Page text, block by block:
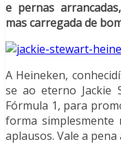
e pernas
mas carregada de
A Heineken,
se ao eterno Jackie
Fórmula 1, para
forma simplesmente
aplausos. Vale a pena